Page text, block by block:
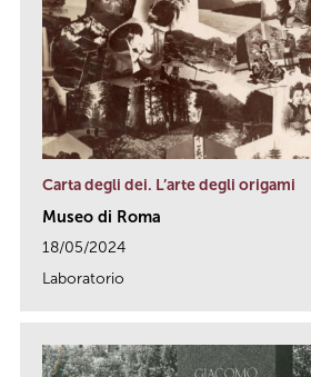
Carta degli dei. L’arte degli origami
Museo di Roma
18/05/2024
Laboratorio